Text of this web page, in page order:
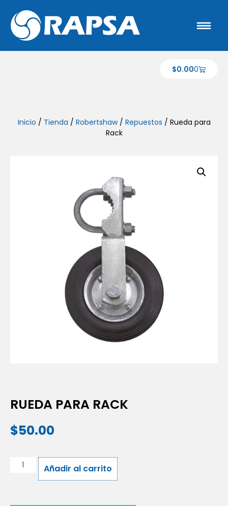
$0.000
Inicio / Tienda / Robertshaw/ Repuestos / Rueda para
Rack
RUEDA PARA RACK
$50.00
Añadir al carrito